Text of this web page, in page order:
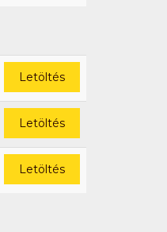
Letöltés
Letöltés
Letöltés